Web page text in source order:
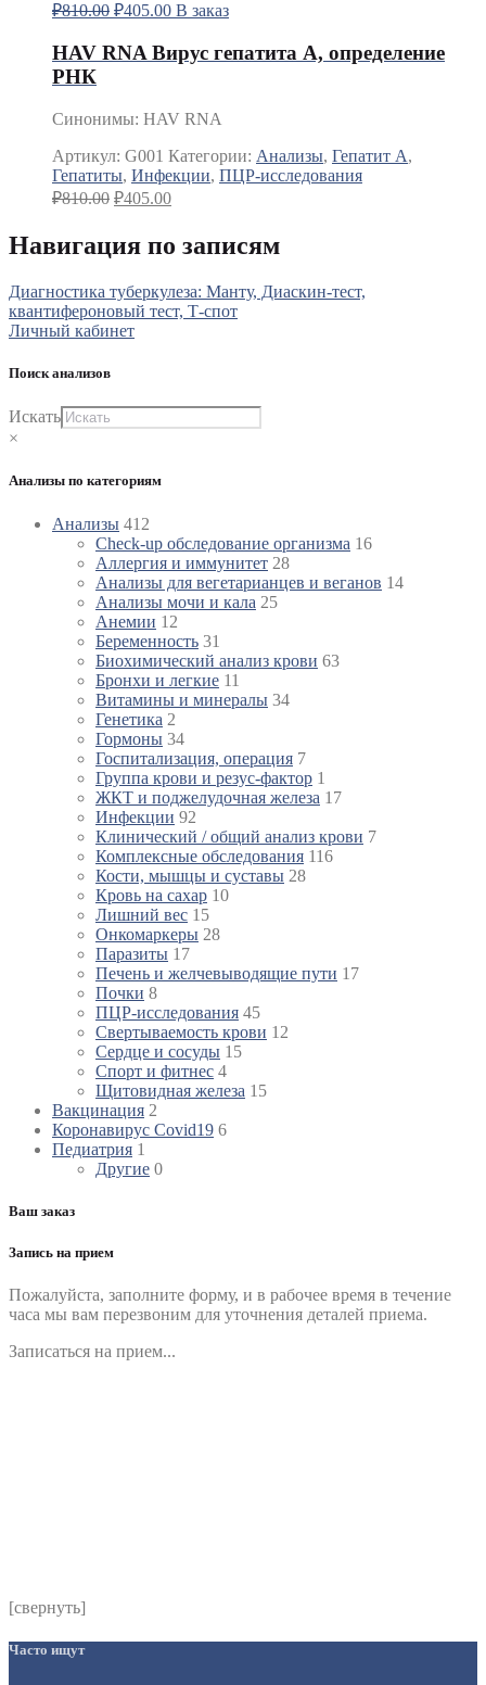
₽810.00 ₽405.00 В заказ
HAV RNA Вирус гепатита А, определение
РНК
Синонимы: HAV RNA
Артикул: G001 Категории: Анализы, Гепатит A,
Гепатиты, Инфекции, ПЦР-исследования
₽810.00 ₽405.00
Навигация по записям
Диагностика туберкулеза: Манту, Диаскин-тест,
квантифероновый тест, Т-спот
Личный кабинет
Поиск анализов
Искать
×
Анализы по категориям
Анализы 412
Check-up обследование организма 16
Аллергия и иммунитет 28
Анализы для вегетарианцев и веганов 14
Анализы мочи и кала 25
Анемии 12
Беременность 31
Биохимический анализ крови 63
Бронхи и легкие 11
Витамины и минералы 34
Генетика 2
Гормоны 34
Госпитализация, операция 7
Группа крови и резус-фактор 1
ЖКТ и поджелудочная железа 17
Инфекции 92
Клинический / общий анализ крови 7
Комплексные обследования 116
Кости, мышцы и суставы 28
Кровь на сахар 10
Лишний вес 15
Онкомаркеры 28
Паразиты 17
Печень и желчевыводящие пути 17
Почки 8
ПЦР-исследования 45
Свертываемость крови 12
Сердце и сосуды 15
Спорт и фитнес 4
Щитовидная железа 15
Вакцинация 2
Коронавирус Covid19 6
Педиатрия 1
Другие 0
Ваш заказ
Запись на прием
Пожалуйста, заполните форму, и в рабочее время в течение
часа мы вам перезвоним для уточнения деталей приема.
Записаться на прием...
[свернуть]
Часто ищут